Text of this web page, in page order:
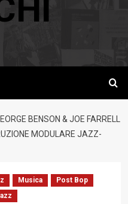
BENSON & JOE FARRELL
MODULARE JAZZ-
Musica
Post Bop